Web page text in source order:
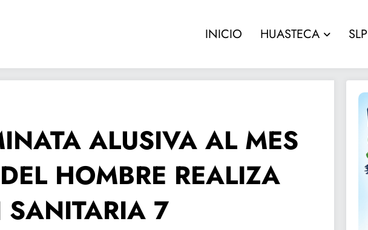
INICIO HUASTECA SLP
ALUSIVA AL MES
HOMBRE REALIZA
SANITARIA 7